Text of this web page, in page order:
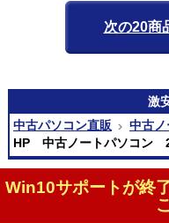
次の20商
激
中古パソコン直販
中古
HP 中古ノートパソコン
Win10サポートが終